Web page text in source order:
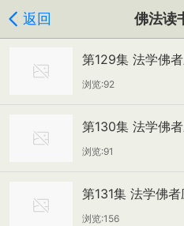
返回 佛法读
第129集 法学佛
解脱、
浏览:92
第130集 法学佛
解脱、
浏览:91
第131集 法学佛
解脱、
浏览:156